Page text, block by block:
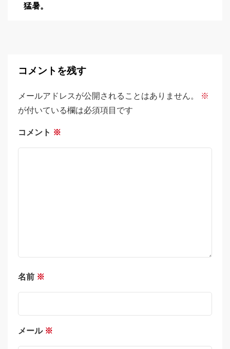
猛暑。
コメントを残す
メールアドレスが公開されることはありません。
※
が付いている欄は必須項目です
コメント ※
名前 ※
メール ※